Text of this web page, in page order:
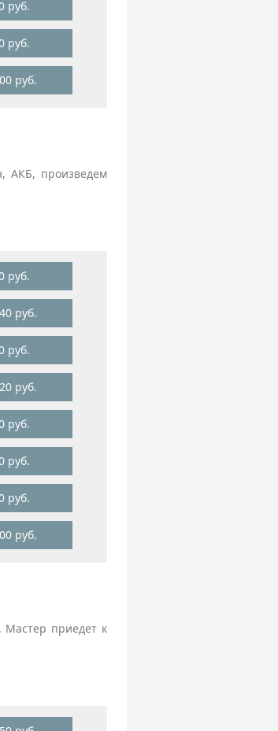
руб.
руб.
руб.
АКБ, произведем
руб.
руб.
руб.
руб.
руб.
руб.
руб.
руб.
Мастер приедет к